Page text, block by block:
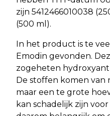
zijn 5412466010038
(500 ml).
In het product is te
Emodin gevonden.
zogeheten
De stoffen komen van
maar een te grote
kan schadelijk zijn